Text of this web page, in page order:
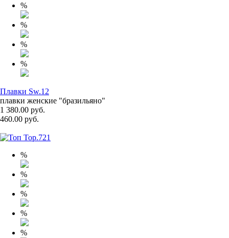
%
%
%
%
Плавки Sw.12
плавки женские "бразильяно"
1 380.00 руб.
460.00 руб.
%
%
%
%
%